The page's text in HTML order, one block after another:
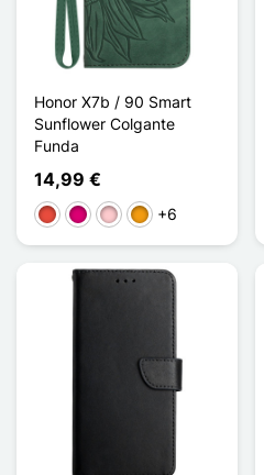
Honor X7b / 90 Smart
Sunflower Colgante
Funda
14,99 €
RojoMagenta
RosaNaranja
+6